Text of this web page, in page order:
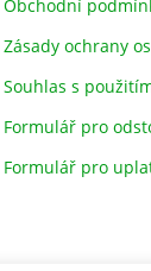
Obchodní
Zásady ochrany
Souhlas s
Formulář pro
Formulář pro